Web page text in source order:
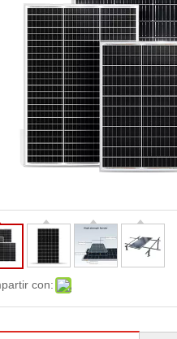
con: